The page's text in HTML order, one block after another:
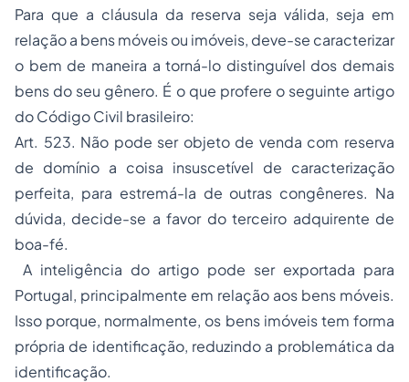
Para que a cláusula da reserva seja válida, seja em
relação a bens móveis ou imóveis, deve-se caracterizar
o bem de maneira a torná-lo distinguível dos demais
bens do seu gênero. É o que profere o seguinte artigo
do Código Civil brasileiro:
Art. 523. Não pode ser objeto de venda com reserva
de domínio a coisa insuscetível de caracterização
perfeita, para estremá-la de outras congêneres. Na
dúvida, decide-se a favor do terceiro adquirente de
boa-fé.
A inteligência do artigo pode ser exportada para
Portugal, principalmente em relação aos bens móveis.
Isso porque, normalmente, os bens imóveis tem forma
própria de identificação, reduzindo a problemática da
identificação.